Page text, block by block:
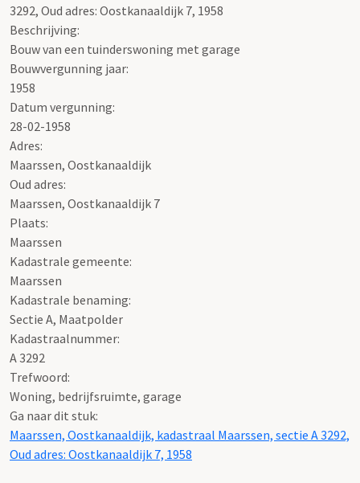
3292, Oud adres: Oostkanaaldijk 7, 1958
Beschrijving:
Bouw van een tuinderswoning met garage
Bouwvergunning jaar:
1958
Datum vergunning:
28-02-1958
Adres:
Maarssen, Oostkanaaldijk
Oud adres:
Maarssen, Oostkanaaldijk 7
Plaats:
Maarssen
Kadastrale gemeente:
Maarssen
Kadastrale benaming:
Sectie A, Maatpolder
Kadastraalnummer:
A 3292
Trefwoord:
Woning, bedrijfsruimte, garage
Ga naar dit stuk:
Maarssen, Oostkanaaldijk, kadastraal Maarssen, sectie A 3292,
Oud adres: Oostkanaaldijk 7, 1958